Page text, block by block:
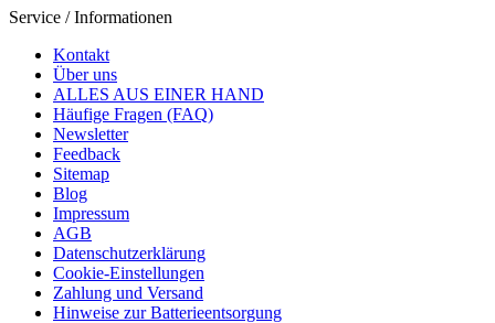
Service / Informationen
Kontakt
Über uns
ALLES AUS EINER HAND
Häufige Fragen (FAQ)
Newsletter
Feedback
Sitemap
Blog
Impressum
AGB
Datenschutzerklärung
Cookie-Einstellungen
Zahlung und Versand
Hinweise zur Batterieentsorgung